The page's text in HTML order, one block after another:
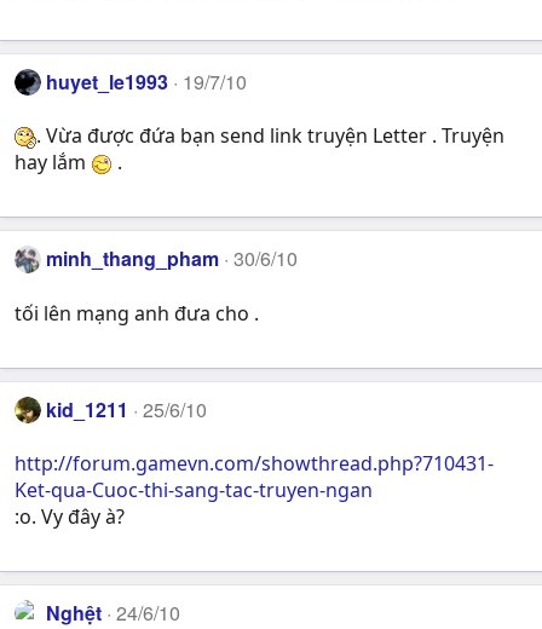
huyet_le1993 19/7/10
. Vừa được đứa bạn send link truyện Letter . Truyện
hay lắm
.
minh_thang_pham 30/6/10
tối lên mạng anh đưa cho .
kid_1211 25/6/10
http://forum.gamevn.com/showthread.php?710431-
Ket-qua-Cuoc-thi-sang-tac-truyen-ngan
:o. Vy đây à?
Nghệt 24/6/10